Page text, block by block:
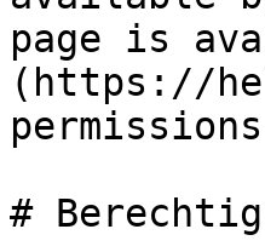
page is
(https://
#